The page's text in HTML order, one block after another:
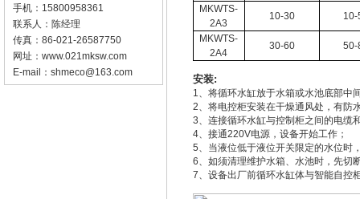
手机：15800958361
联系人：陈经理
传真：86-021-26587750
网址： www.021mksw.com
E-mail： shmeco@163.com
MKWTS-
2A3
10-30
10-
MKWTS-
2A4
30-60 50-
安装:
1、将循环水缸放于水箱或水池底部中
2、将电控柜安装在干燥通风处，有防
3、连接循环水缸与控制柜之间的电缆
4、接通220V电源，设备开始工作；
5、当液位低于液位开关限定的水位时
6、如须清理维护水箱、水池时，先切
7、设备出厂前循环水缸体与智能自控